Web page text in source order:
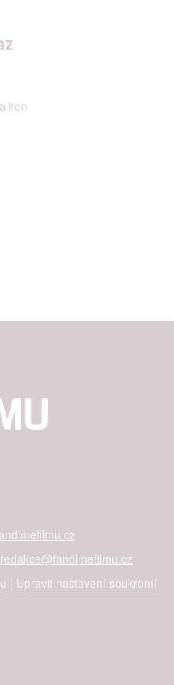
Iron
redakce@fandimefilmu.cz
| Upravit nastavení soukromí